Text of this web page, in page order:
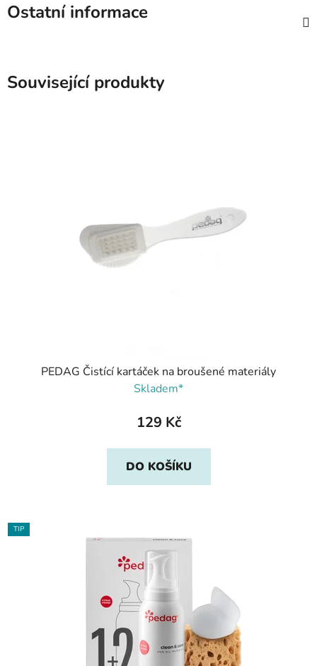
Ostatní informace
Související produkty
PEDAG Čistící kartáček na broušené materiály
Skladem*
129 Kč
DO KOŠÍKU
TIP